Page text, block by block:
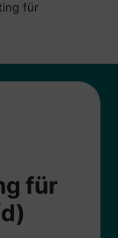
für
für